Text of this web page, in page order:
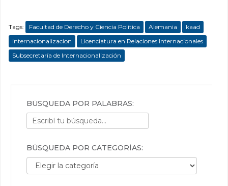
Tags: Facultad de Derecho y Ciencia Política Alemania
kaad
internacionalizacion
Licenciatura en Relaciones Internacionales
Subsecretaría de Internacionalización
BÚSQUEDA POR PALABRAS:
BÚSQUEDA POR CATEGORÍAS:
Búsqueda por categorías: